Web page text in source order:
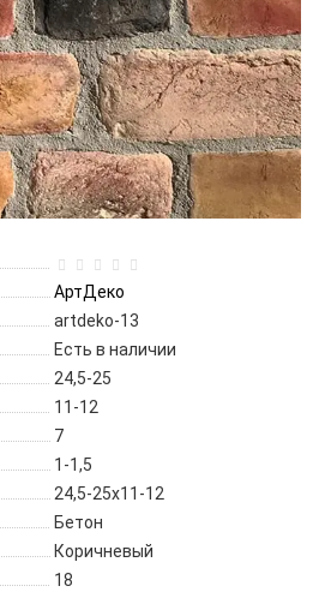
АртДеко
artdeko-13
Есть в наличии
24,5-25
11-12
7
1-1,5
24,5-25х11-12
Бетон
Коричневый
18